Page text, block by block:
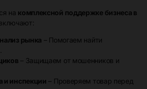
на комплексной поддержке бизнеса в
рынка – Помогаем найти
– Защищаем от мошенников и
и инспекции – Проверяем товар перед